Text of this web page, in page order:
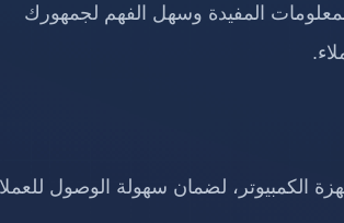
المفيدة وسهل الفهم لجمهورك
الكمبيوتر، لضمان سهولة الوصول